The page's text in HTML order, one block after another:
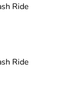
Ride
Ride